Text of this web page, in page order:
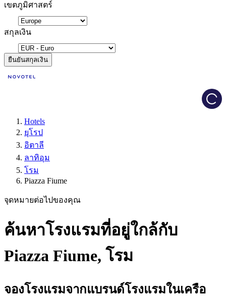
เขตภูมิศาสตร์
สกุลเงิน
ยืนยันสกุลเงิน
Hotels
ยุโรป
อิตาลี
ลาทิอุม
โรม
Piazza Fiume
จุดหมายต่อไปของคุณ
ค้นหาโรงแรมที่อยู่ใกล้กับ
Piazza Fiume, โรม
จองโรงแรมจากแบรนด์โรงแรมในเครือ